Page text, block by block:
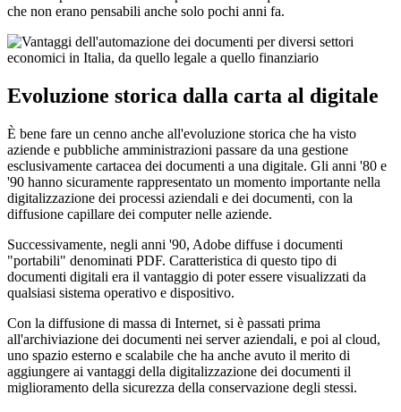
che non erano pensabili anche solo pochi anni fa.
Evoluzione storica dalla carta al digitale
È bene fare un cenno anche all'evoluzione storica che ha visto
aziende e pubbliche amministrazioni passare da una gestione
esclusivamente cartacea dei documenti a una digitale. Gli anni '80 e
'90 hanno sicuramente rappresentato un momento importante nella
digitalizzazione dei processi aziendali e dei documenti, con la
diffusione capillare dei computer nelle aziende.
Successivamente, negli anni '90, Adobe diffuse i documenti
"portabili" denominati PDF. Caratteristica di questo tipo di
documenti digitali era il vantaggio di poter essere visualizzati da
qualsiasi sistema operativo e dispositivo.
Con la diffusione di massa di Internet, si è passati prima
all'archiviazione dei documenti nei server aziendali, e poi al cloud,
uno spazio esterno e scalabile che ha anche avuto il merito di
aggiungere ai vantaggi della digitalizzazione dei documenti il
miglioramento della sicurezza della conservazione degli stessi.